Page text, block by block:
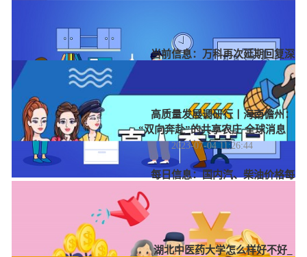
当前信息：万科再次延期回复深
交所向特定对象发行A股股票问询函
2023-07-04 12:15:49
高质量发展调研行丨海南儋州：
“双向奔赴”的共享农庄 全球消息
2023-07-04 11:26:44
每日信息：国内汽、柴油价格每
吨分别降低55元和50元 短期来看油
2023-07-04 11:00:05
湖北中医药大学怎么样好不好_